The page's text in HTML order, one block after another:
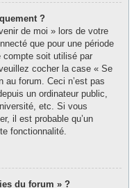
?
de moi » lors de votre
que pour une période
compte soit utilisé par
cocher la case « Se
au forum. Ceci n’est pas
un ordinateur public,
etc. Si vous
il est probable qu’un
fonctionnalité.
du forum » ?